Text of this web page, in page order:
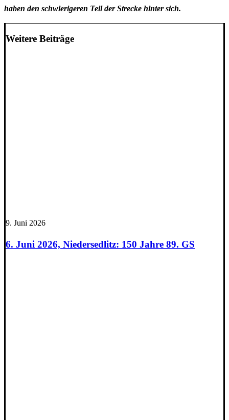
haben den schwierigeren Teil der Strecke hinter sich.
Weitere Beiträge
9. Juni 2026
6. Juni 2026, Niedersedlitz: 150 Jahre 89. GS